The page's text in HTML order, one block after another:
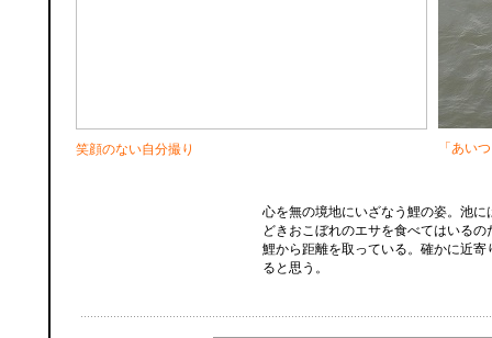
笑顔のない自分撮り 「あい
心を無の境地にいざなう鯉の姿。池に
どきおこぼれのエサを食べてはいるの
鯉から距離を取っている。確かに近寄
ると思う。